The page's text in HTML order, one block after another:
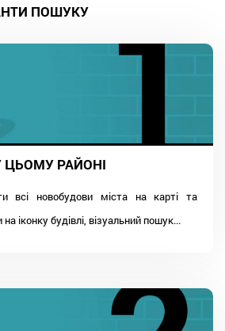
ПОШУКУ
РАЙОНІ
всі новобудови міста на карті та
іконку будівлі, візуальний пошук...